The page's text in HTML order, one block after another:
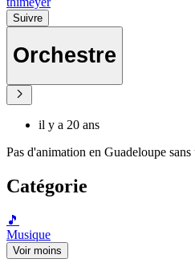
Suivre
Orchestre
il y a 20 ans
Pas d'animation en Guadeloupe
Catégorie
🎵
Musique
Voir moins